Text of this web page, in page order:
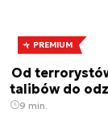
PREMIUM
Od
talibów do
9 min.